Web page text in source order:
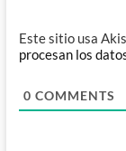
Este sitio usa
procesan los
0 COMMENTS